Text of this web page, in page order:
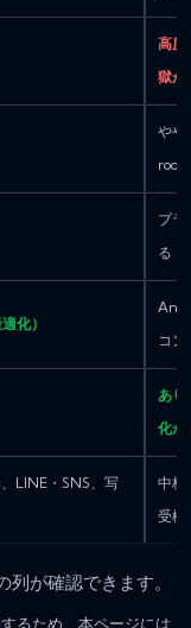
高度
獄が
やや
root
プラ
る
化）
コン
あり
化が
LINE・SNS、写
中核
受機
が確認できます。
るため、本ページには